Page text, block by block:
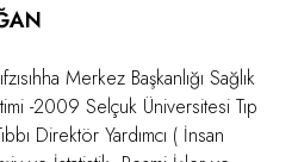
Merkez Başkanlığı Sağlık
-2009 Selçuk Üniversitesi Tıp
Direktör Yardımcı ( İnsan